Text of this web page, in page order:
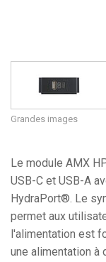
Grandes images
Le module AMX
USB-C et USB-A
HydraPort®. Le
permet aux
l'alimentation est
une alimentation à